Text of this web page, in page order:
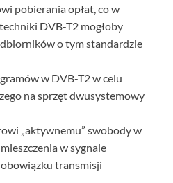
pobierania opłat, co w
DVB-T2 mogłoby
o tym standardzie
w DVB-T2 w celu
na sprzęt dwusystemowy
„aktywnemu” swobody w
w sygnale
transmisji